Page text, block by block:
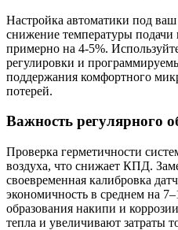
Настройка автоматики под
снижение температуры подачи
примерно на 4-5%.
регулировки и
поддержания комфортного
потерей.
Важность регулярного
Проверка герметичности
воздуха, что снижает КПД.
своевременная калибровка
экономичность в среднем на
образования накипи и
тепла и увеличивают затраты